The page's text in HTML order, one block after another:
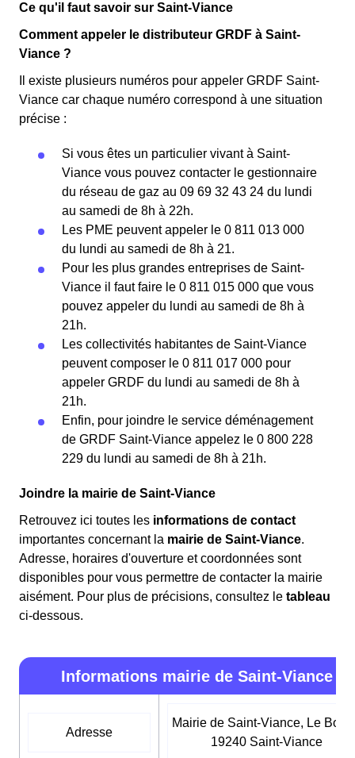
Ce qu'il faut savoir sur Saint-Viance
Comment appeler le distributeur GRDF à Saint-
Viance ?
Il existe plusieurs numéros pour appeler GRDF Saint-
Viance car chaque numéro correspond à une situation
précise :
Si vous êtes un particulier vivant à Saint-
Viance vous pouvez contacter le gestionnaire
du réseau de gaz au 09 69 32 43 24 du lundi
au samedi de 8h à 22h.
Les PME peuvent appeler le 0 811 013 000
du lundi au samedi de 8h à 21.
Pour les plus grandes entreprises de Saint-
Viance il faut faire le 0 811 015 000 que vous
pouvez appeler du lundi au samedi de 8h à
21h.
Les collectivités habitantes de Saint-Viance
peuvent composer le 0 811 017 000 pour
appeler GRDF du lundi au samedi de 8h à
21h.
Enfin, pour joindre le service déménagement
de GRDF Saint-Viance appelez le 0 800 228
229 du lundi au samedi de 8h à 21h.
Joindre la mairie de Saint-Viance
Retrouvez ici toutes les informations de contact
importantes concernant la mairie de Saint-Viance.
Adresse, horaires d'ouverture et coordonnées sont
disponibles pour vous permettre de contacter la mairie
aisément. Pour plus de précisions, consultez le tableau
ci-dessous.
Informations mairie de Saint-Viance
Adresse
Mairie de Saint-Viance, Le
19240 Saint-Viance